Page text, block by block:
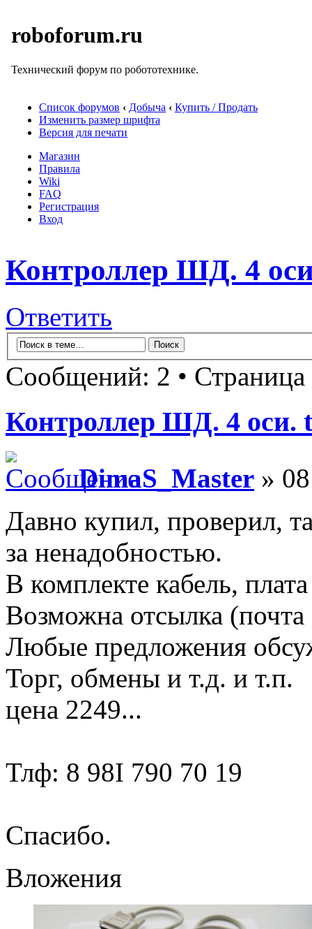
roboforum.ru
Технический форум по робототехнике.
Список форумов ‹ Добыча ‹ Купить / Продать
Изменить размер шрифта
Версия для печати
Магазин
Правила
Wiki
FAQ
Регистрация
Вход
Контроллер ШД. 4
Ответить
Сообщений: 2 • Страница
Контроллер ШД. 4 оси.
DimaS_Master »
Давно купил, проверил,
за ненадобностью.
В комплекте кабель,
Возможна отсылка
Любые предложения
Торг, обмены и т.д. и т.п.
цена 2249...
Тлф: 8 98I 790 70 19
Спасибо.
Вложения